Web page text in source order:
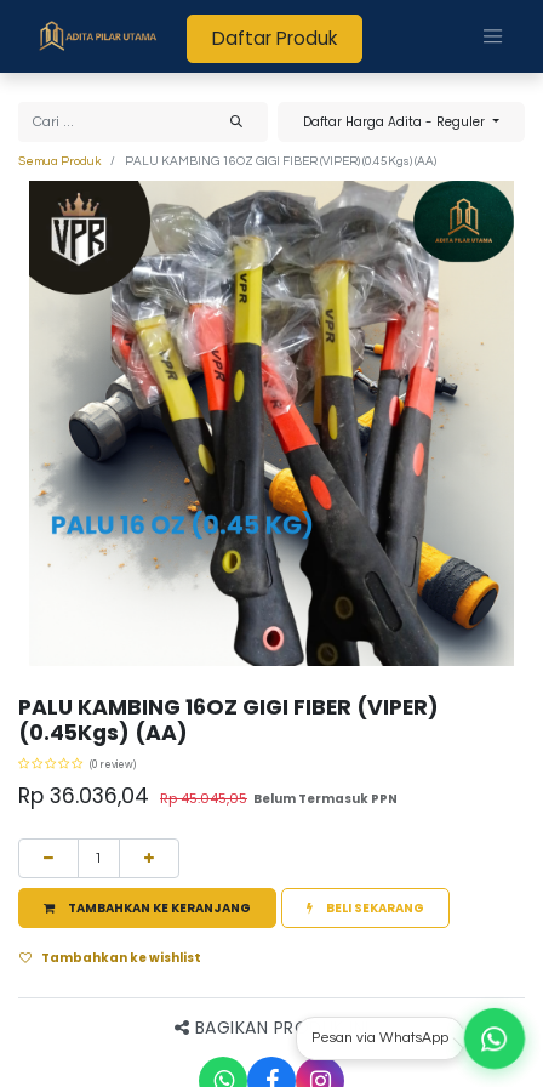
Daftar Produk
Daftar Harga Adita - Reguler
Semua Produk PALU KAMBING 16OZ GIGI FIBER (VIPER) (0.45Kgs) (AA)
PALU KAMBING 16OZ GIGI FIBER (VIPER)
(0.45Kgs) (AA)
(0 review)
Rp 36.036,04 Rp45.045,05 Belum Termasuk PPN
TAMBAHKAN KE KERANJANG BELI SEKARANG
Tambahkan ke wishlist
BAGIKAN PRODUK INIPesan via WhatsApp